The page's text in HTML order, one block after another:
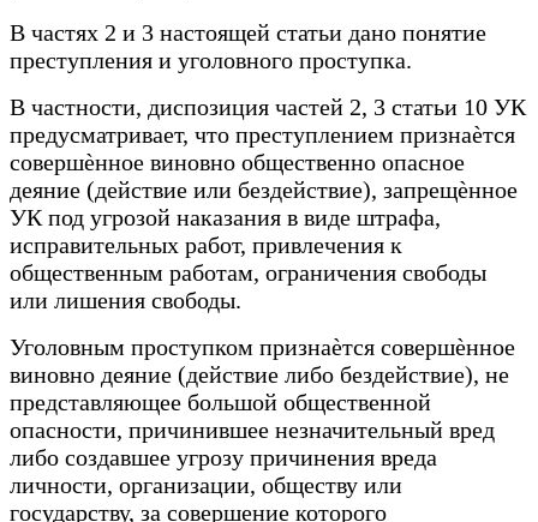
В частях 2 и 3 настоящей статьи дано понятие
преступления и уголовного проступка.
В частности, диспозиция частей 2, 3 статьи 10 УК
предусматривает, что преступлением признаѐтся
совершѐнное виновно общественно опасное
деяние (действие или бездействие), запрещѐнное
УК под угрозой наказания в виде штрафа,
исправительных работ, привлечения к
общественным работам, ограничения свободы
или лишения свободы.
Уголовным проступком признаѐтся совершѐнное
виновно деяние (действие либо бездействие), не
представляющее большой общественной
опасности, причинившее незначительный вред
либо создавшее угрозу причинения вреда
личности, организации, обществу или
государству, за совершение которого